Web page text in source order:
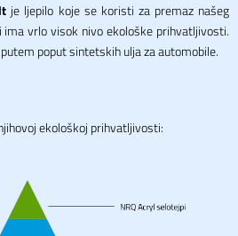
je ljepilo koje se koristi za premaz našeg
vrlo visok nivo ekološke prihvatljivosti.
poput sintetskih ulja za automobile.
ekološkoj prihvatljivosti: